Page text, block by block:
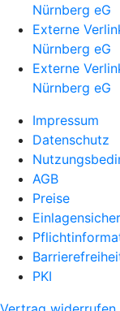
Nürnberg eG
Externe
Nürnberg eG
Externe
Nürnberg eG
Impressum
Datenschutz
AGB
Preise
PKI